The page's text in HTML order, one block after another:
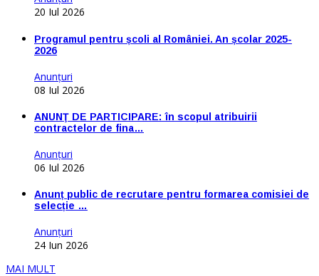
20 Iul 2026
Programul pentru școli al României. An școlar 2025-
2026
Anunţuri
08 Iul 2026
ANUNŢ DE PARTICIPARE: în scopul atribuirii
contractelor de fina…
Anunţuri
06 Iul 2026
Anunț public de recrutare pentru formarea comisiei de
selecție …
Anunţuri
24 Iun 2026
MAI MULT